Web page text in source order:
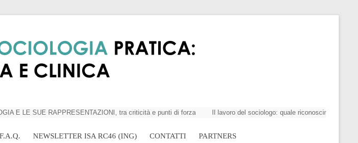
LE SUE RAPPRESENTAZIONI, tra criticità e punti di forza Il lavoro del sociologo: quale riconoscimento della
F.A.Q. NEWSLETTER ISA RC46 (ING) CONTATTI PARTNERS